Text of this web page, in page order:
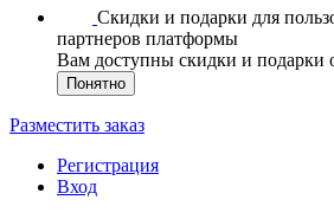
Скидки и подарки для
партнеров платформы
Вам доступны скидки и подарки
Понятно
Разместить заказ
Регистрация
Вход